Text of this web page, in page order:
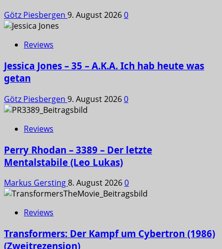
Götz Piesbergen 9. August 20260
Reviews
Jessica Jones – 35 – A.K.A. Ich hab heute was
getan
Götz Piesbergen 9. August 20260
Reviews
Perry Rhodan – 3389 – Der letzte
Mentalstabile (Leo Lukas)
Markus Gersting8. August 20260
Reviews
Transformers: Der Kampf um Cybertron (1986)
(Zweitrezension)